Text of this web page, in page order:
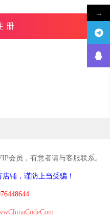
册
会员，有意者请与客服联系。
铺，谨防上当受骗！
→